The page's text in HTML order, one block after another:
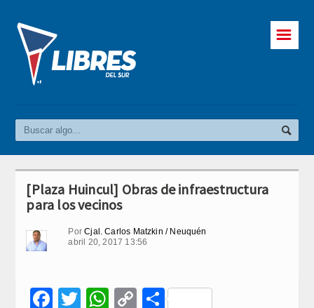
☰
[Plaza Huincul] Obras de infraestructura
para los vecinos
PorCjal. Carlos Matzkin / Neuquén
abril 20, 2017 13:56
Facebook
Twitter
WhatsApp
CopyCompartir